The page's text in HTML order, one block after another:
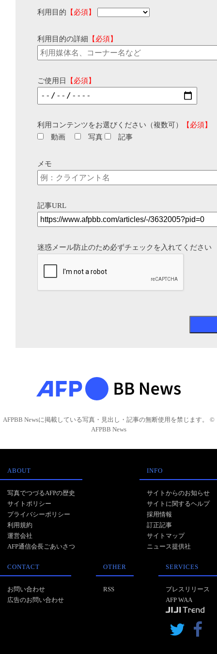
利用目的 【必須】
利用目的の詳細 【必須】
ご使用日 【必須】
利用コンテンツをお選びください（複数可）
【必須】
動画
写真 記事
メモ
記事URL
迷惑メール防止のため必ずチェックを入れてください
AFPBB Newsに掲載している写真・見出し・記事の無断使用を禁じます。 ©
AFPBB News
ABOUT
写真でつづるAFPの歴史
サイトポリシー
プライバシーポリシー
利用規約
運営会社
AFP通信会長ごあいさつ
INFO
サイトからのお知らせ
サイトに関するヘルプ
採用情報
訂正記事
サイトマップ
ニュース提供社
CONTACT
お問い合わせ
広告のお問い合わせ
OTHER
RSS
SERVICES
プレスリリース
AFP WAA